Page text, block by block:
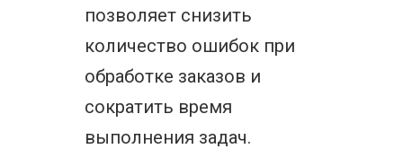
позволяет снизить
количество ошибок при
обработке заказов и
сократить время
выполнения задач.